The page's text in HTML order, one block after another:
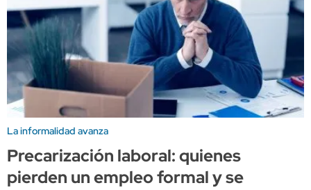
La informalidad avanza
Precarización laboral: quienes
pierden un empleo formal y se